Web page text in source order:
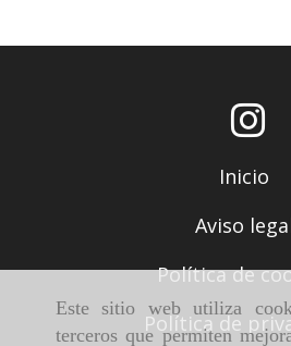
Este sitio web utiliza
terceros que permiten
Inicio
Aviso
Política de
Política de